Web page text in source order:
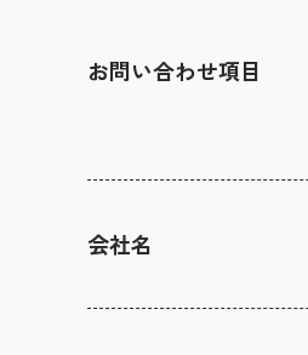
お問い合わせ項目
会社名